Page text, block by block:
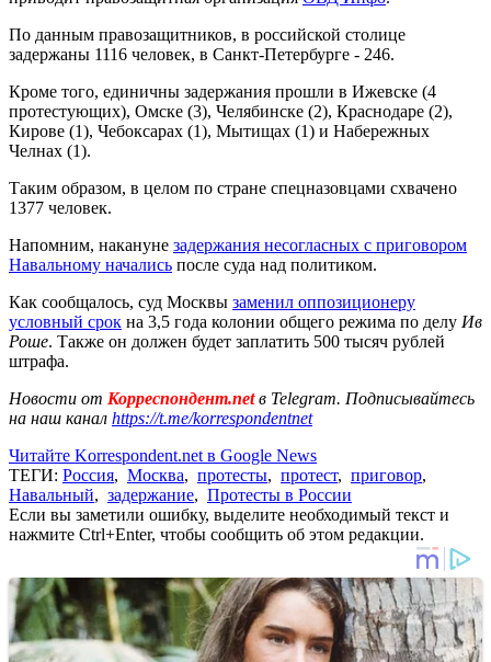
По данным правозащитников, в российской столице
задержаны 1116 человек, в Санкт-Петербурге - 246.
Кроме того, единичны задержания прошли в Ижевске (4
протестующих), Омске (3), Челябинске (2), Краснодаре (2),
Кирове (1), Чебоксарах (1), Мытищах (1) и Набережных
Челнах (1).
Таким образом, в целом по стране спецназовцами схвачено
1377 человек.
Напомним, накануне задержания несогласных с приговором
Навальному начались после суда над политиком.
Как сообщалось, суд Москвы заменил оппозиционеру
условный срок на 3,5 года колонии общего режима по делу Ив
Роше. Также он должен будет заплатить 500 тысяч рублей
штрафа.
Новости от Корреспондент.netв Telegram. Подписывайтесь
на наш канал https://t.me/korrespondentnet
Читайте Korrespondent.net в Google News
ТЕГИ: Россия, Москва, протесты, протест, приговор,
Навальный, задержание, Протесты в России
Если вы заметили ошибку, выделите необходимый текст и
нажмите Ctrl+Enter, чтобы сообщить об этом редакции.